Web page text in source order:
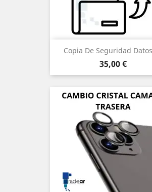
Copia De Seguridad
Precio
35,00 €